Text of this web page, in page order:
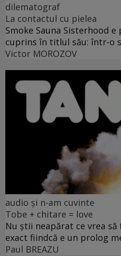
dilematograf
La contactul cu pielea
Smoke Sauna Sisterhood
cuprins în titlul său: într-o
Victor MOROZOV
audio și n-am cuvinte
Tobe + chitare = love
Nu știi neapărat ce vrea
exact fiindcă e un prolog
Paul BREAZU